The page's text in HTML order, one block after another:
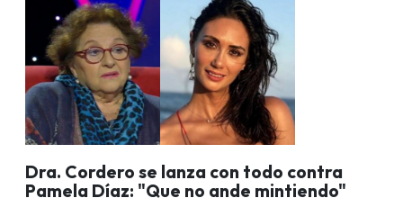
Dra. Cordero se lanza con todo contra
Pamela Díaz: "Que no ande mintiendo"